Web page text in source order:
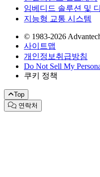
임베디드 솔루션 및
지능형 교통 시스템
© 1983-2026
사이트맵
개인정보취급방침
Do Not Sell My
쿠키 정책
Top
연락처